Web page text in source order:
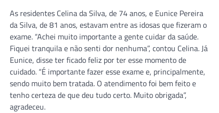
As residentes Celina da Silva, de 74 anos, e Eunice Pereira
da Silva, de 81 anos, estavam entre as idosas que fizeram o
exame. “Achei muito importante a gente cuidar da saúde.
Fiquei tranquila e não senti dor nenhuma”, contou Celina. Já
Eunice, disse ter ficado feliz por ter esse momento de
cuidado. “É importante fazer esse exame e, principalmente,
sendo muito bem tratada. O atendimento foi bem feito e
tenho certeza de que deu tudo certo. Muito obrigada”,
agradeceu.